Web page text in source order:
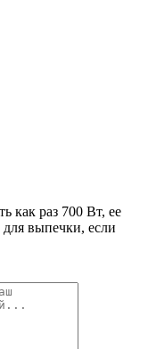
как раз 700 Вт, ее
для выпечки, если